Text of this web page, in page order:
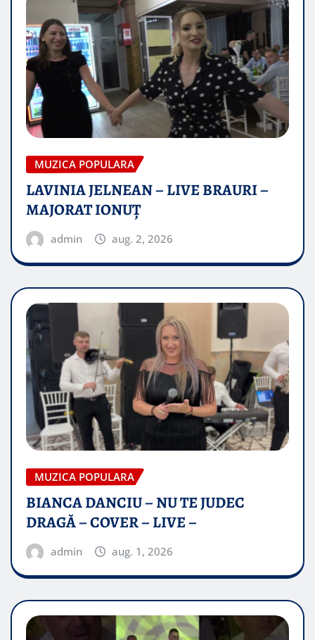
MUZICA POPULARA
LAVINIA JELNEAN – LIVE BRAURI –
MAJORAT IONUŢ
admin aug. 2, 2026
MUZICA POPULARA
BIANCA DANCIU – NU TE JUDEC
DRAGĂ – COVER – LIVE –
admin aug. 1, 2026